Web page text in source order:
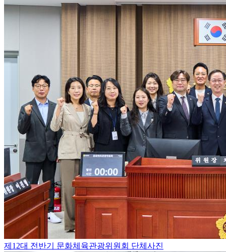
제12대 전반기 문화체육관광위원회 단체사진